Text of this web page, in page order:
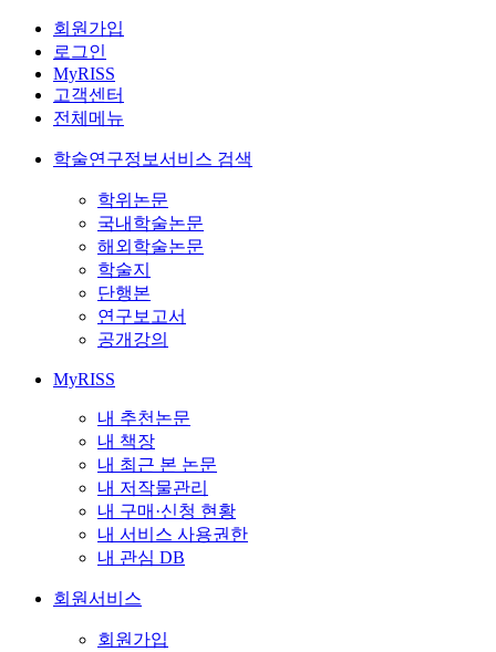
회원가입
로그인
MyRISS
고객센터
전체메뉴
학술연구정보서비스 검색
학위논문
국내학술논문
해외학술논문
학술지
단행본
연구보고서
공개강의
MyRISS
내 추천논문
내 책장
내 최근 본 논문
내 저작물관리
내 구매·신청 현황
내 서비스 사용권한
내 관심 DB
회원서비스
회원가입